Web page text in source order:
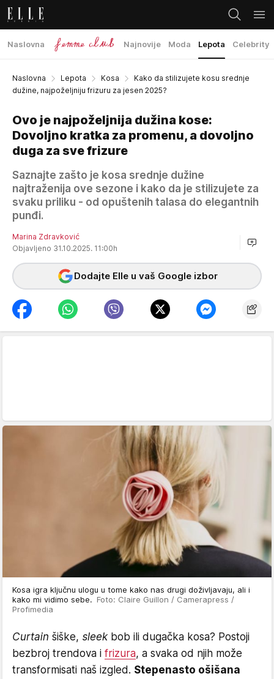
Naslovna Najnovije Moda Lepota Celebrity
Naslovna Lepota Kosa
Kako da stilizujete kosu srednje
dužine, najpoželjniju frizuru za jesen 2025?
Ovo je najpoželjnija dužina kose:
Dovoljno kratka za promenu, a dovoljno
duga za sve frizure
Saznajte zašto je kosa srednje dužine
najtraženija ove sezone i kako da je stilizujete za
svaku priliku - od opuštenih talasa do elegantnih
punđi.
Marina Zdravković
Objavljeno 31.10.2025. 11:00h
Dodajte Elle u vaš Google izbor
Kosa igra ključnu ulogu u tome kako nas drugi doživljavaju, ali i
kako mi vidimo sebe. Foto: Claire Guillon / Camerapress /
Profimedia
Curtain šiške, sleekbob ili dugačka kosa? Postoji
bezbroj trendova i frizura, a svaka od njih može
transformisati naš izgled. Stepenasto ošišana